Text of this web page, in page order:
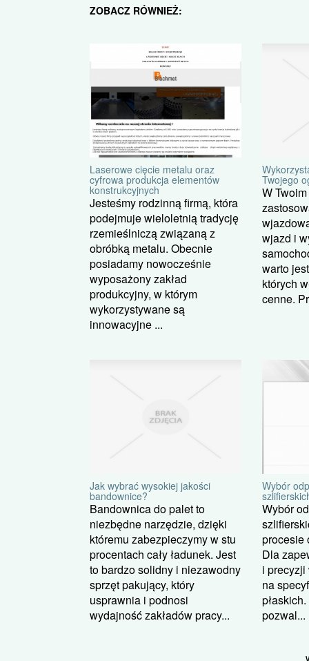
ZOBACZ RÓWNIEŻ:
Laserowe cięcie metalu oraz
cyfrowa produkcja elementów
konstrukcyjnych
Jesteśmy rodzinną firmą, która
podejmuje wieloletnią tradycję
rzemieślniczą związaną z
obróbką metalu. Obecnie
posiadamy nowocześnie
wyposażony zakład
produkcyjny, w którym
wykorzystywane są
innowacyjne ...
Twojego
W
wjazd i
warto
których
cenne.
Jak wybrać wysokiej jakości
bandownice?
Bandownica do palet to
niezbędne narzędzie, dzięki
któremu zabezpieczymy w stu
procentach cały ładunek. Jest
to bardzo solidny i niezawodny
sprzęt pakujący, który
usprawnia i podnosi
wydajność zakładów pracy...
Wybór
Wybór
procesie
Dla
i
na
pozwal...